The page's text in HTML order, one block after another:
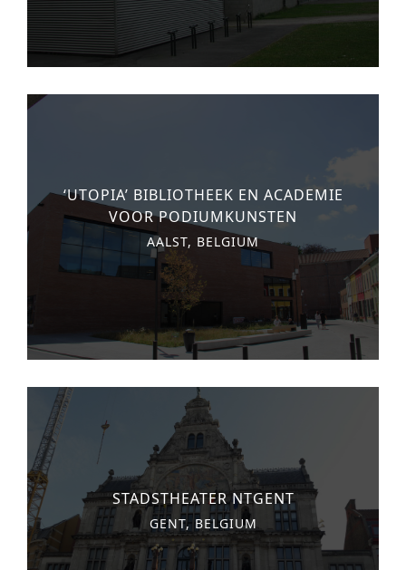
‘UTOPIA’ BIBLIOTHEEK EN ACADEMIE
VOOR PODIUMKUNSTEN
AALST, BELGIUM
STADSTHEATER NTGENT
GENT, BELGIUM